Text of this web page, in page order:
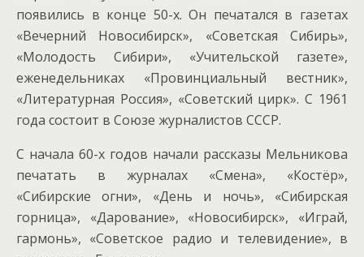
появились в конце 50-х. Он печатался в газетах
«Вечерний Новосибирск», «Советская Сибирь»,
«Молодость Сибири», «Учительской газете»,
еженедельниках «Провинциальный вестник»,
«Литературная Россия», «Советский цирк». С 1961
года состоит в Союзе журналистов СССР.
С начала 60-х годов начали рассказы Мельникова
печатать в журналах «Смена», «Костёр»,
«Сибирские огни», «День и ночь», «Сибирская
горница», «Дарование», «Новосибирск», «Играй,
гармонь», «Советское радио и телевидение», в